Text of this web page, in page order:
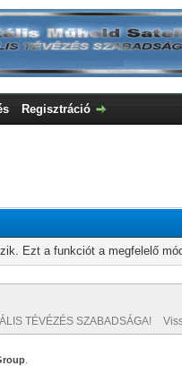
Regisztráció
Ezt a funkciót a megfelelő
TÉVÉZÉS SZABADSÁGA!
.